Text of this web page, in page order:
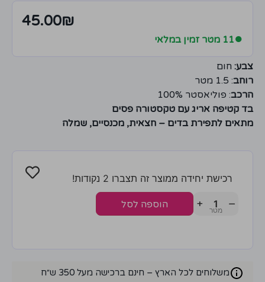
45.00₪
●11 מטר זמין במלאי
צבע: חום
רוחב: 1.5 מטר
הרכב: פוליאסטר 100%
בד קטיפה אריג עם טקסטורה פסים
מתאים לתפירת בדים – חצאית, מכנסיים, שמלה
רכישת יחידה ממוצר זה תצברו 2 נקודות!
−
+ הוספה לסל
משלוחים לכל הארץ – חינם ברכישה מעל 350 ש״ח